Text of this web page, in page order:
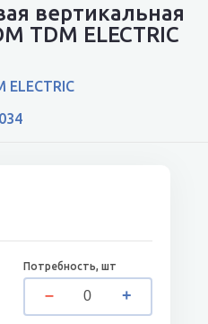
вертикальная
TDM ELECTRIC
ELECTRIC